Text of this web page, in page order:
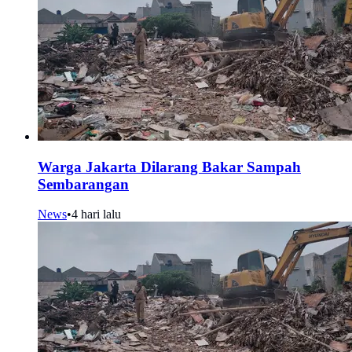
Warga Jakarta Dilarang Bakar Sampah
Sembarangan
News•4 hari lalu